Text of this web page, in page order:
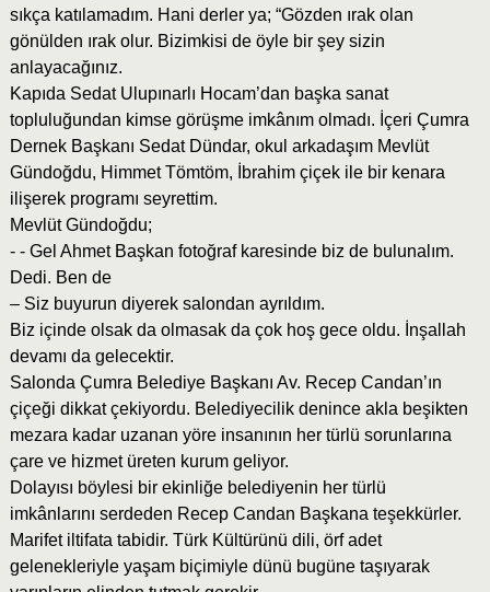
sıkça katılamadım. Hani derler ya; “Gözden ırak olan
gönülden ırak olur. Bizimkisi de öyle bir şey sizin
anlayacağınız.
Kapıda Sedat Ulupınarlı Hocam’dan başka sanat
topluluğundan kimse görüşme imkânım olmadı. İçeri Çumra
Dernek Başkanı Sedat Dündar, okul arkadaşım Mevlüt
Gündoğdu, Himmet Tömtöm, İbrahim çiçek ile bir kenara
ilişerek programı seyrettim.
Mevlüt Gündoğdu;
- - Gel Ahmet Başkan fotoğraf karesinde biz de bulunalım.
Dedi. Ben de
– Siz buyurun diyerek salondan ayrıldım.
Biz içinde olsak da olmasak da çok hoş gece oldu. İnşallah
devamı da gelecektir.
Salonda Çumra Belediye Başkanı Av. Recep Candan’ın
çiçeği dikkat çekiyordu. Belediyecilik denince akla beşikten
mezara kadar uzanan yöre insanının her türlü sorunlarına
çare ve hizmet üreten kurum geliyor.
Dolayısı böylesi bir ekinliğe belediyenin her türlü
imkânlarını serdeden Recep Candan Başkana teşekkürler.
Marifet iltifata tabidir. Türk Kültürünü dili, örf adet
gelenekleriyle yaşam biçimiyle dünü bugüne taşıyarak